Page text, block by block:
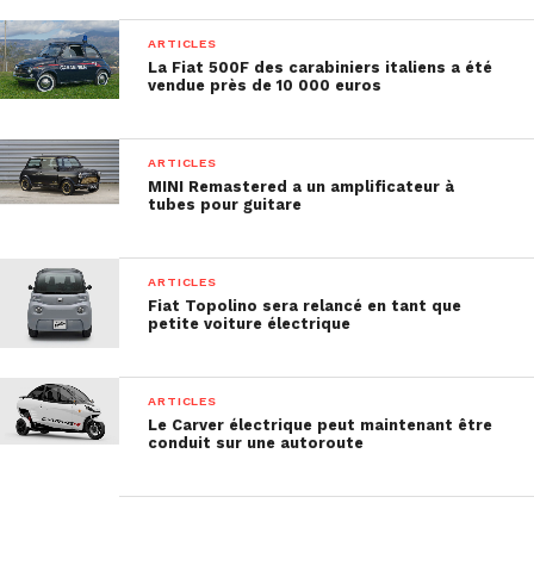
ARTICLES
La Fiat 500F des carabiniers italiens a été
vendue près de 10 000 euros
ARTICLES
MINI Remastered a un amplificateur à
tubes pour guitare
ARTICLES
Fiat Topolino sera relancé en tant que
petite voiture électrique
ARTICLES
Le Carver électrique peut maintenant être
conduit sur une autoroute